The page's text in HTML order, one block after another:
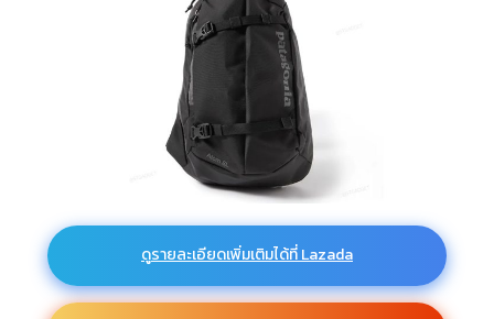
ดูรายละเอียดเพิ่มเติมได้ที่ Lazada